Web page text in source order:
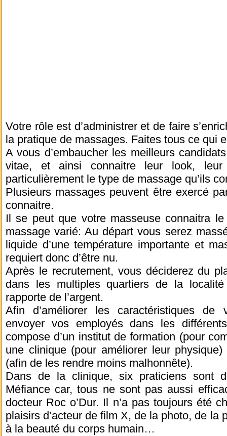
Votre rôle est d’administrer et de faire
la pratique de massages. Faites tous ce qui
A vous d’embaucher les meilleurs
vitae, et ainsi connaitre leur look, leur
particulièrement le type de massage qu’ils
Plusieurs massages peuvent être exercé
connaitre.
Il se peut que votre masseuse connaitra
massage varié: Au départ vous serez
liquide d’une température importante et
requiert donc d’être nu.
Après le recrutement, vous déciderez du
dans les multiples quartiers de la
rapporte de l’argent.
Afin d’améliorer les caractéristiques de
envoyer vos employés dans les
compose d’un institut de formation (pour
une clinique (pour améliorer leur
(afin de les rendre moins malhonnête).
Dans de la clinique, six praticiens sont
Méfiance car, tous ne sont pas aussi
docteur Roc o’Dur. Il n’a pas toujours été
plaisirs d’acteur de film X, de la photo, de la
à la beauté du corps humain…